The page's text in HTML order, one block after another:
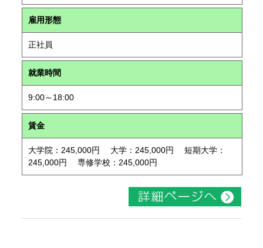
雇用形態
正社員
就業時間
9:00～18:00
賃金
大学院：245,000円 大学：245,000円 短期大学：
245,000円 専修学校：245,000円